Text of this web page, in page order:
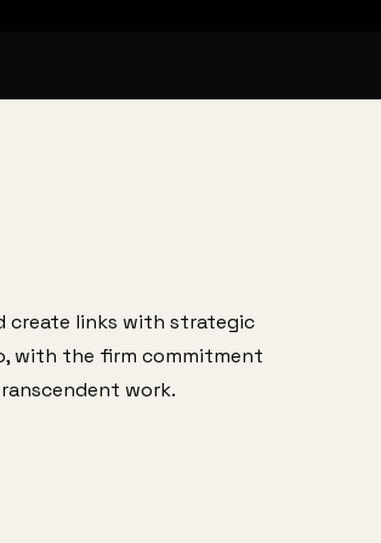
create links with strategic
with the firm commitment
work.